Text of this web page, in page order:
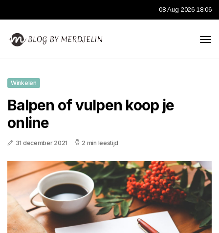
08 Aug 2026 18:06
Winkelen
Balpen of vulpen koop je
online
31 december 2021 2 min leestijd